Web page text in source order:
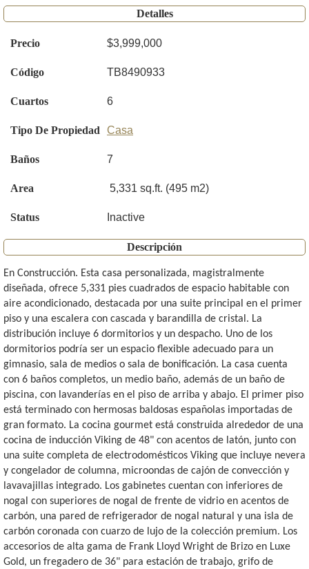
Detalles
Precio $3,999,000
Código TB8490933
Cuartos 6
Tipo De Propiedad Casa
Baños 7
Area 5,331 sq.ft. (495 m2)
Status Inactive
Descripción
En Construcción. Esta casa personalizada, magistralmente
diseñada, ofrece 5,331 pies cuadrados de espacio habitable con
aire acondicionado, destacada por una suite principal en el primer
piso y una escalera con cascada y barandilla de cristal. La
distribución incluye 6 dormitorios y un despacho. Uno de los
dormitorios podría ser un espacio flexible adecuado para un
gimnasio, sala de medios o sala de bonificación. La casa cuenta
con 6 baños completos, un medio baño, además de un baño de
piscina, con lavanderías en el piso de arriba y abajo. El primer piso
está terminado con hermosas baldosas españolas importadas de
gran formato. La cocina gourmet está construida alrededor de una
cocina de inducción Viking de 48" con acentos de latón, junto con
una suite completa de electrodomésticos Viking que incluye nevera
y congelador de columna, microondas de cajón de convección y
lavavajillas integrado. Los gabinetes cuentan con inferiores de
nogal con superiores de nogal de frente de vidrio en acentos de
carbón, una pared de refrigerador de nogal natural y una isla de
carbón coronada con cuarzo de lujo de la colección premium. Los
accesorios de alta gama de Frank Lloyd Wright de Brizo en Luxe
Gold, un fregadero de 36" para estación de trabajo, grifo de